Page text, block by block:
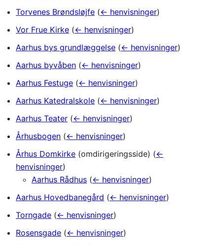
Torvenes Brøndsløjfe (← henvisninger)
Vor Frue Kirke (← henvisninger)
Aarhus bys grundlæggelse (← henvisninger)
Aarhus byvåben (← henvisninger)
Aarhus Festuge (← henvisninger)
Aarhus Katedralskole (← henvisninger)
Aarhus Teater (← henvisninger)
Århusbogen (← henvisninger)
Århus Domkirke (omdirigeringsside) (←
henvisninger)
Aarhus Rådhus (← henvisninger)
Aarhus Hovedbanegård (← henvisninger)
Torngade (← henvisninger)
Rosensgade (← henvisninger)